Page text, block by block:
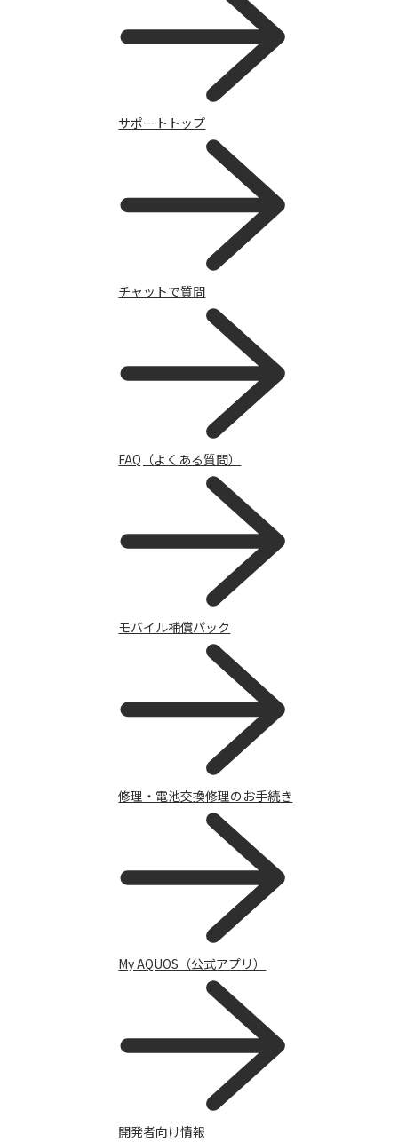
サポートトップ
チャットで質問
FAQ（よくある質問）
モバイル補償パック
修理・電池交換修理のお手続き
My AQUOS（公式アプリ）
開発者向け情報